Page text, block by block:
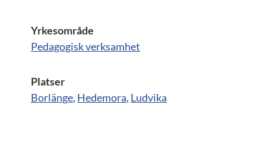
Yrkesområde
Pedagogisk verksamhet
Platser
Borlänge, Hedemora, Ludvika